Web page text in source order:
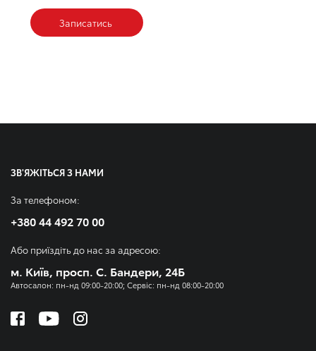
Записатись
ЗВ'ЯЖІТЬСЯ З НАМИ
За телефоном:
+380 44 492 70 00
Або приїздіть до нас за адресою:
м. Київ, просп. С. Бандери, 24Б
Автосалон: пн-нд 09:00-20:00; Сервіс: пн-нд 08:00-20:00